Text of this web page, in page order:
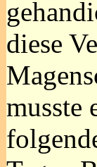
diese
musste